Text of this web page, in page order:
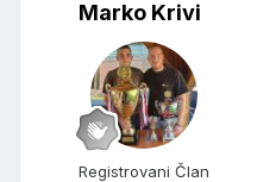
Marko Krivi
Registrovani Član